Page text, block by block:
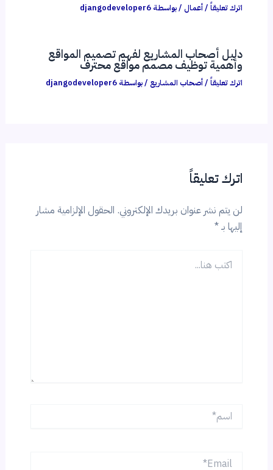
اترك تعليقاً /أعمال/ بواسطةdjangodeveloper6
دليل أصحاب المشاريع لفهم تصميم المواقع
وأهمية توظيف مصمم مواقع محترف
اترك تعليقاً /أصحاب المشاريع / بواسطةdjangodeveloper6
اترك تعليقاً
لن يتم نشر عنوان بريدك الإلكتروني. الحقول الإلزامية مشار
إليها بـ*
هنا...
اسم*
Email*